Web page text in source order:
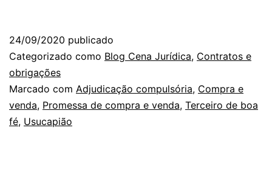
24/09/2020 publicado
Categorizado como Blog Cena Jurídica, Contratos e
obrigações
Marcado com Adjudicação compulsória, Compra e
venda, Promessa de compra e venda, Terceiro de boa
fé, Usucapião